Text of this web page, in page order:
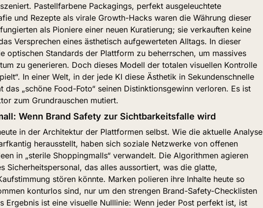
Pastellfarbene Packagings, perfekt ausgeleuchtete
und Rezepte als virale Growth-Hacks waren die Währung dieser
als Pioniere einer neuen Kuratierung; sie verkauften keine
Versprechen eines ästhetisch aufgewerteten Alltags. In dieser
optischen Standards der Plattform zu beherrschen, um massives
zu generieren. Doch dieses Modell der totalen visuellen Kontrolle
In einer Welt, in der jede KI diese Ästhetik in Sekundenschnelle
das „schöne Food-Foto“ seinen Distinktionsgewinn verloren. Es ist
zum Grundrauschen mutiert.
Wenn Brand Safety zur Sichtbarkeitsfalle wird
in der Architektur der Plattformen selbst. Wie die aktuelle Analyse
herausstellt, haben sich soziale Netzwerke von offenen
in „sterile Shoppingmalls“ verwandelt. Die Algorithmen agieren
Sicherheitspersonal, das alles aussortiert, was die glatte,
stören könnte. Marken polieren ihre Inhalte heute so
konturlos sind, nur um den strengen Brand-Safety-Checklisten
Ergebnis ist eine visuelle Nulllinie: Wenn jeder Post perfekt ist, ist